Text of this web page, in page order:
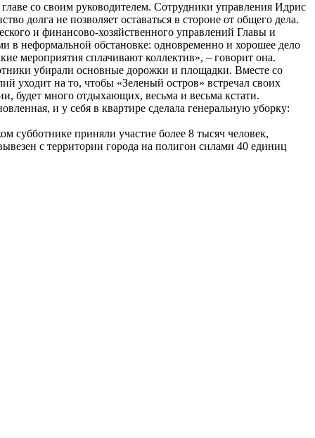
со своим руководителем. Сотрудники управления Идрис
долга не позволяет оставаться в стороне от общего дела.
и финансово-хозяйственного управлений Главы и
в неформальной обстановке: одновременно и хорошее дело
мероприятия сплачивают коллектив», – говорит она.
убирали основные дорожки и площадки. Вместе со
уходит на то, чтобы «Зеленый остров» встречал своих
будет много отдыхающих, весьма и весьма кстати.
и у себя в квартире сделала генеральную уборку:
субботнике приняли участие более 8 тысяч человек,
с территории города на полигон силами 40 единиц